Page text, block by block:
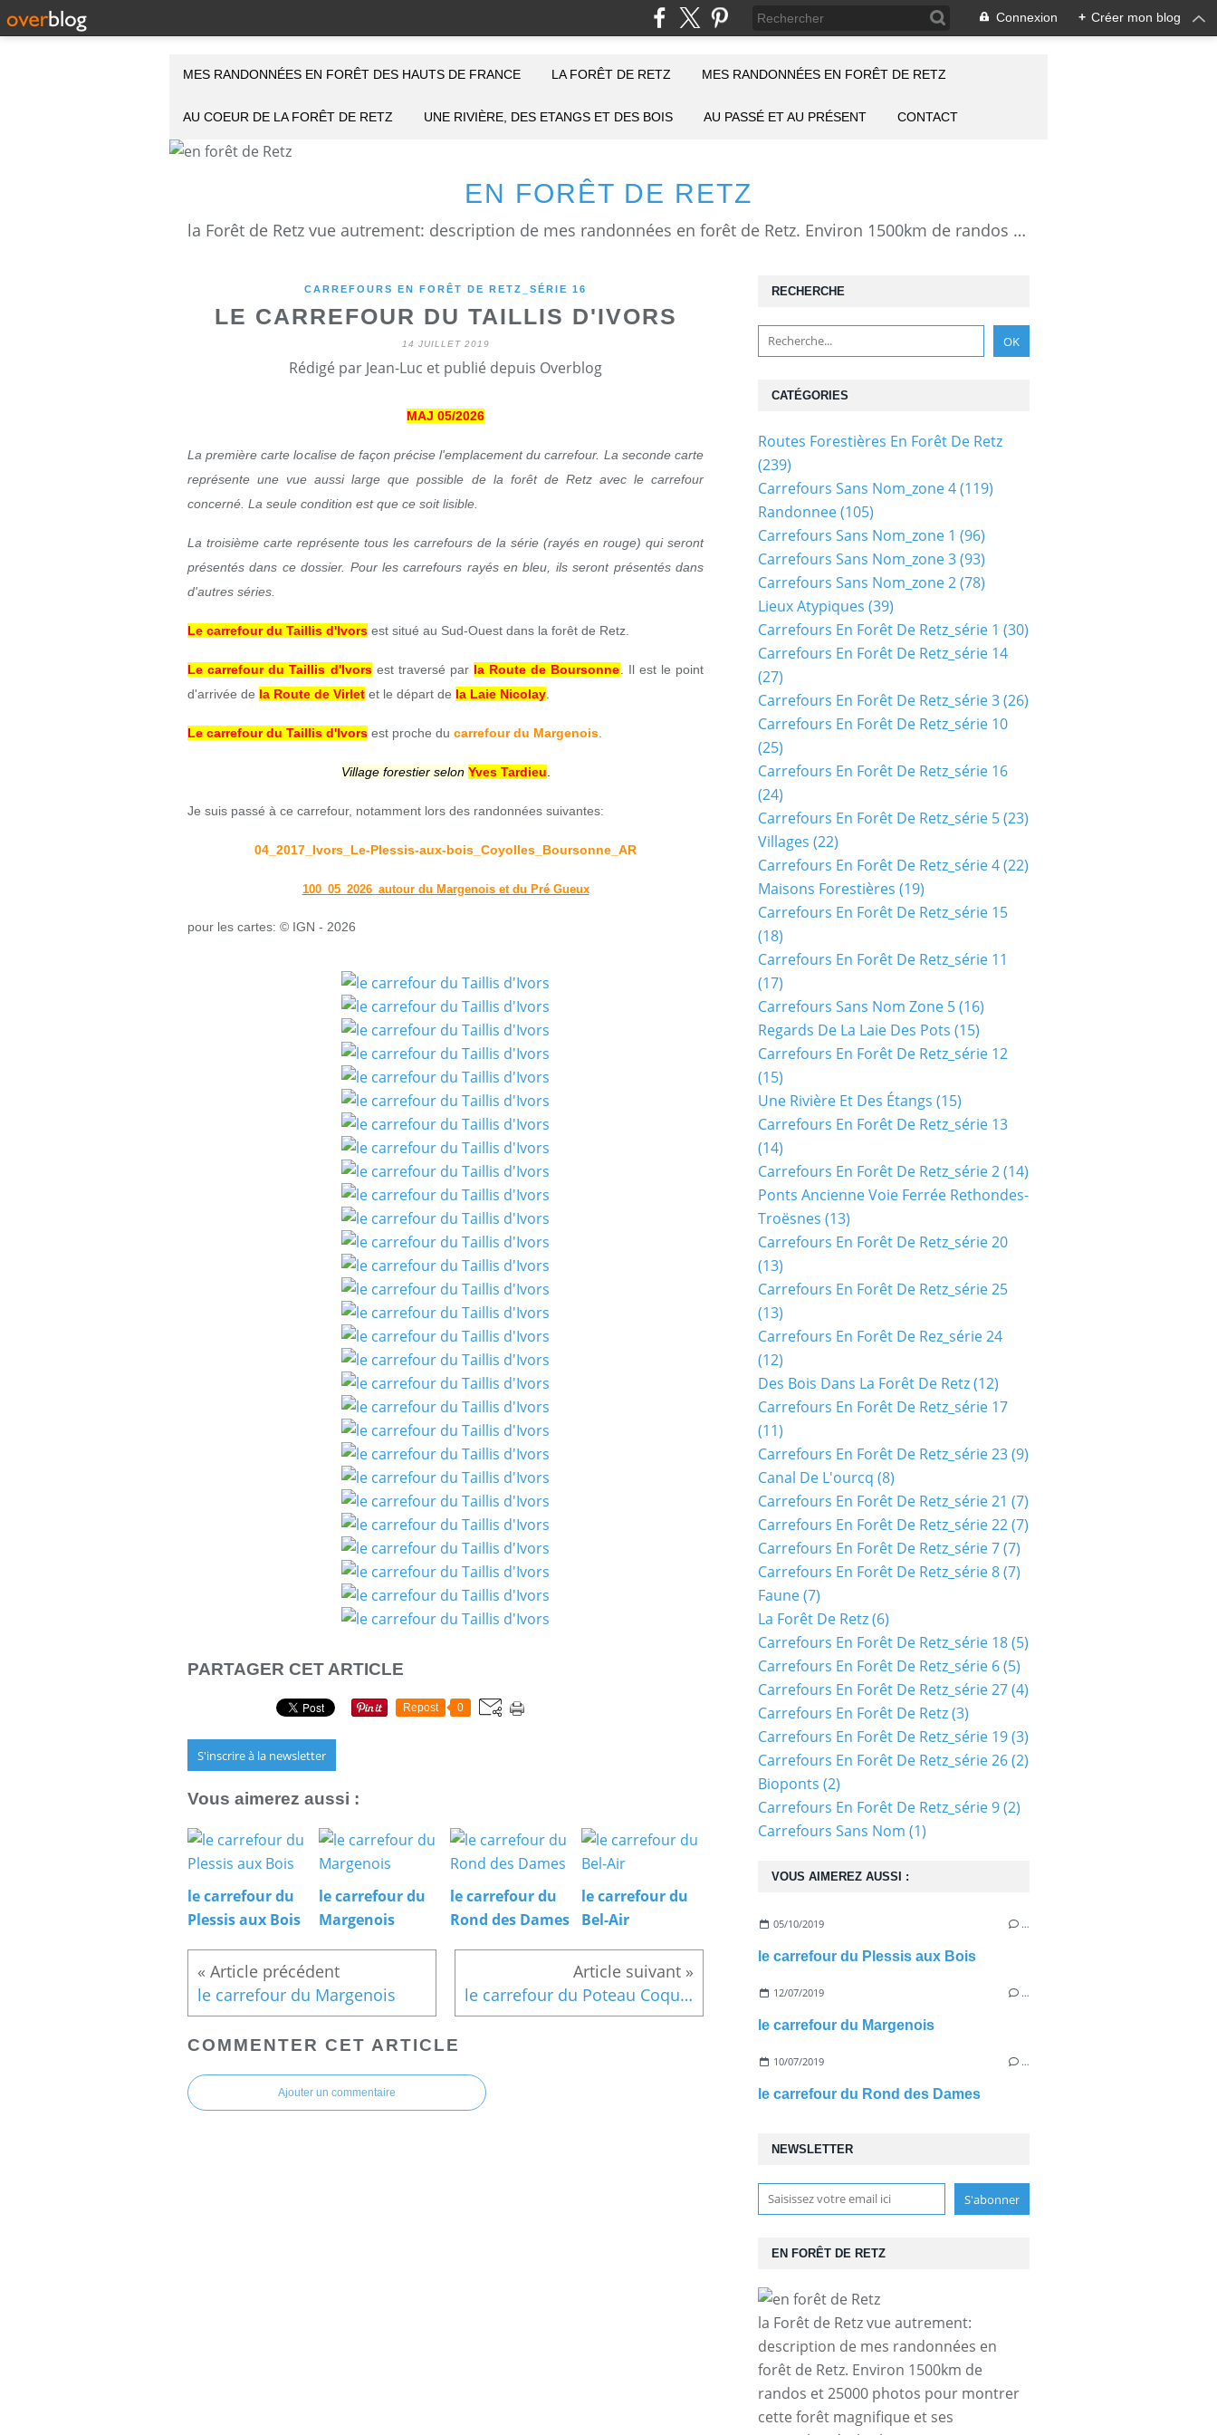
Connexion + Créer mon blog
EN FORÊT DE RETZ
la Forêt de Retz vue autrement: description de mes randonnées en forêt de Retz. Environ 1500km de randos et 25000 photos pour montrer cette forêt magnifique et ses particularités: les lieux atypiques comme la Pierre Clouise, la Cave du Diable, la Pierre Fortière, la Grotte Saint-Antoine ... Mais aussi les 360 carrefours nommés, plus de 100 routes forestières, les étangs, des villages et hameaux
MES RANDONNÉES EN FORÊT DES HAUTS DE FRANCE LA FORÊT DE RETZ MES RANDONNÉES EN FORÊT DE RETZ
AU COEUR DE LA FORÊT DE RETZ UNE RIVIÈRE, DES ETANGS ET DES BOIS AU PASSÉ ET AU PRÉSENT CONTACT
CARREFOURS EN FORÊT DE RETZ_SÉRIE 16
LE CARREFOUR DU TAILLIS D'IVORS
14 JUILLET 2019
Rédigé par Jean-Luc et publié depuis Overblog
MAJ 05/2026
La première carte localise de façon précise l'emplacement du carrefour. La seconde carte
représente une vue aussi large que possible de la forêt de Retz avec le carrefour
concerné. La seule condition est que ce soit lisible.
La troisième carte représente tous les carrefours de la série (rayés en rouge) qui seront
présentés dans ce dossier. Pour les carrefours rayés en bleu, ils seront présentés dans
d'autres séries.
Le carrefour du Taillis d'Ivors est situé au Sud-Ouest dans la forêt de Retz.
Le carrefour du Taillis d'Ivorsest traversé par la Route de Boursonne . Il est le point
d'arrivée de la Route de Virlet et le départ de la Laie Nicolay
Le carrefour du Taillis d'Ivors est proche du carrefour du Margenois
Village forestier selon Yves Tardieu
Je suis passé à ce carrefour, notamment lors des randonnées suivantes:
04_2017_Ivors_Le-Plessis-aux-bois_Coyolles_Boursonne_AR
100_05_2026_autour du Margenois et du Pré Gueux
pour les cartes: © IGN - 2026
PARTAGER CET ARTICLE
Repost 0
S'inscrire à la newsletter
Vous aimerez aussi :
le carrefour du
Plessis aux Bois
le carrefour du
Margenois
le carrefour du
Rond des Dames
le carrefour du
Bel-Air
le carrefour du Margenois le carrefour du Poteau Coquetier
COMMENTER CET ARTICLE
Ajouter un commentaire
NEWSLETTER
RECHERCHE
EN FORÊT DE RETZ
la Forêt de Retz vue autrement:
description de mes randonnées en
forêt de Retz. Environ 1500km de
randos et 25000 photos pour montrer
cette forêt magnifique et ses
VOUS AIMEREZ AUSSI :
05/10/2019 …
le carrefour du Plessis aux Bois
12/07/2019 …
le carrefour du Margenois
10/07/2019 …
le carrefour du Rond des Dames
CATÉGORIES
Routes Forestières En Forêt De Retz
(239)
Carrefours Sans Nom_zone 4(119)
Randonnee(105)
Carrefours Sans Nom_zone 1 (96)
Carrefours Sans Nom_zone 3(93)
Carrefours Sans Nom_zone 2(78)
Lieux Atypiques (39)
Carrefours En Forêt De Retz_série 1 (30)
Carrefours En Forêt De Retz_série 14
(27)
Carrefours En Forêt De Retz_série 3(26)
Carrefours En Forêt De Retz_série 10
(25)
Carrefours En Forêt De Retz_série 16
(24)
Carrefours En Forêt De Retz_série 5(23)
Villages (22)
Carrefours En Forêt De Retz_série 4(22)
Maisons Forestières (19)
Carrefours En Forêt De Retz_série 15
(18)
Carrefours En Forêt De Retz_série 11
(17)
Carrefours Sans Nom Zone 5(16)
Regards De La Laie Des Pots (15)
Carrefours En Forêt De Retz_série 12
(15)
Une Rivière Et Des Étangs (15)
Carrefours En Forêt De Retz_série 13
(14)
Carrefours En Forêt De Retz_série 2(14)
Ponts Ancienne Voie Ferrée Rethondes-
Troësnes (13)
Carrefours En Forêt De Retz_série 20
(13)
Carrefours En Forêt De Retz_série 25
(13)
Carrefours En Forêt De Rez_série 24
(12)
Des Bois Dans La Forêt De Retz(12)
Carrefours En Forêt De Retz_série 17
(11)
Carrefours En Forêt De Retz_série 23(9)
Canal De L'ourcq (8)
Carrefours En Forêt De Retz_série 21 (7)
Carrefours En Forêt De Retz_série 22(7)
Carrefours En Forêt De Retz_série 7(7)
Carrefours En Forêt De Retz_série 8(7)
Faune(7)
La Forêt De Retz(6)
Carrefours En Forêt De Retz_série 18(5)
Carrefours En Forêt De Retz_série 6(5)
Carrefours En Forêt De Retz_série 27(4)
Carrefours En Forêt De Retz(3)
Carrefours En Forêt De Retz_série 19(3)
Carrefours En Forêt De Retz_série 26(2)
Bioponts (2)
Carrefours En Forêt De Retz_série 9(2)
Carrefours Sans Nom (1)